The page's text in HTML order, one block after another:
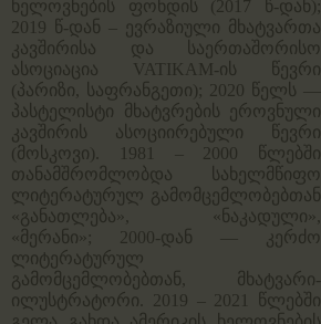
ხელოვნების ფონდის (2017 წ-დან);
2019 წ-დან – ევრაზიული მხატვართა
კავშირისა და საერთაშორისო
ასოციაცია VATIKAM-ის წევრი
(პარიზი, საფრანგეთი); 2020 წელს —
პასტელისტი მხატვრების ეროვნული
კავშირის ასოციირებული წევრი
(მოსკოვი). 1981 – 2000 წლებში
თანამშრომლობდა სახელმწიფო
ლიტერატურულ გამომცემლობებთან
«განათლება», «ნაკადული»,
«მერანი»; 2000-დან — კერძო
ლიტერატურულ
გამომცემლობებთან, მხატვარი-
ილუსტრატორი. 2019 – 2021 წლებში